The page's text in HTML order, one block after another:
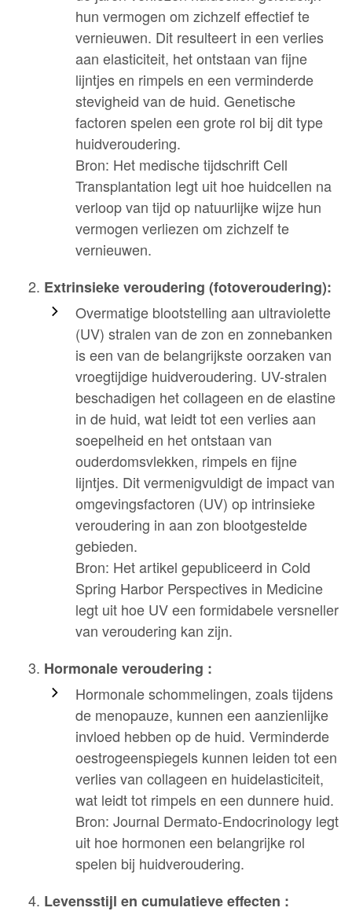
hun vermogen om zichzelf effectief te
vernieuwen. Dit resulteert in een verlies
aan elasticiteit, het ontstaan van fijne
lijntjes en rimpels en een verminderde
stevigheid van de huid. Genetische
factoren spelen een grote rol bij dit type
huidveroudering.
Bron: Het medische tijdschrift Cell
Transplantation legt uit hoe huidcellen na
verloop van tijd op natuurlijke wijze hun
vermogen verliezen om zichzelf te
vernieuwen.
Extrinsieke veroudering (fotoveroudering):
Overmatige blootstelling aan ultraviolette
(UV) stralen van de zon en zonnebanken
is een van de belangrijkste oorzaken van
vroegtijdige huidveroudering. UV-stralen
beschadigen het collageen en de elastine
in de huid, wat leidt tot een verlies aan
soepelheid en het ontstaan van
ouderdomsvlekken, rimpels en fijne
lijntjes. Dit vermenigvuldigt de impact van
omgevingsfactoren (UV) op intrinsieke
veroudering in aan zon blootgestelde
gebieden.
Bron: Het artikel gepubliceerd in Cold
Spring Harbor Perspectives in Medicine
legt uit hoe UV een formidabele versneller
van veroudering kan zijn.
Hormonale veroudering :
Hormonale schommelingen, zoals tijdens
de menopauze, kunnen een aanzienlijke
invloed hebben op de huid. Verminderde
oestrogeenspiegels kunnen leiden tot een
verlies van collageen en huidelasticiteit,
wat leidt tot rimpels en een dunnere huid.
Bron: Journal Dermato-Endocrinology legt
uit hoe hormonen een belangrijke rol
spelen bij huidveroudering.
Levensstijl en cumulatieve effecten :